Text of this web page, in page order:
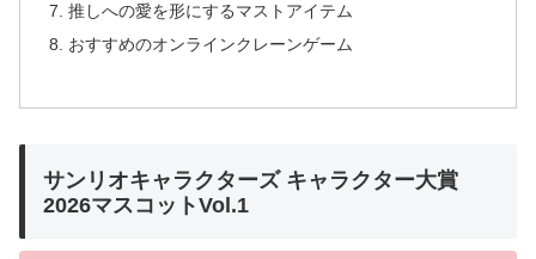
推しへの愛を形にするマストアイテム
おすすめのオンラインクレーンゲーム
サンリオキャラクターズ キャラクター大賞
2026マスコットVol.1